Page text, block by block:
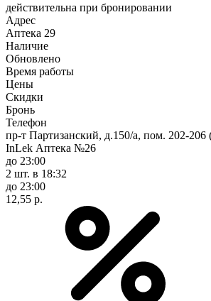
действительна при бронировании
Адрес
Аптека 29
Наличие
Обновлено
Время работы
Цены
Скидки
Бронь
Телефон
пр-т Партизанский, д.150/а, пом. 202-
InLek Аптека №26
до 23:00
2 шт. в 18:32
до 23:00
12,55 р.